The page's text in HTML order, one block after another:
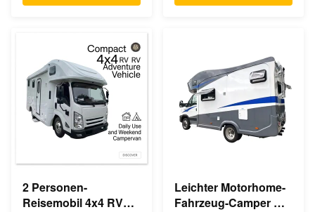
2 Personen-
Reisemobil 4x4 RV
Leichter Motorhome-
Fahrzeug-Camper RV